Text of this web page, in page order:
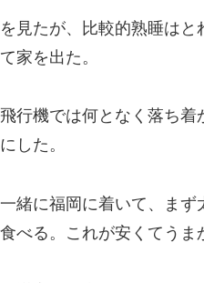
見たが、比較的熟睡は
家を出た。
行機では何となく落ち
した。
緒に福岡に着いて、ま
べる。これが安くてうま